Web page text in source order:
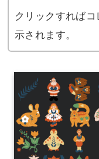
クリックすれば
示されます。